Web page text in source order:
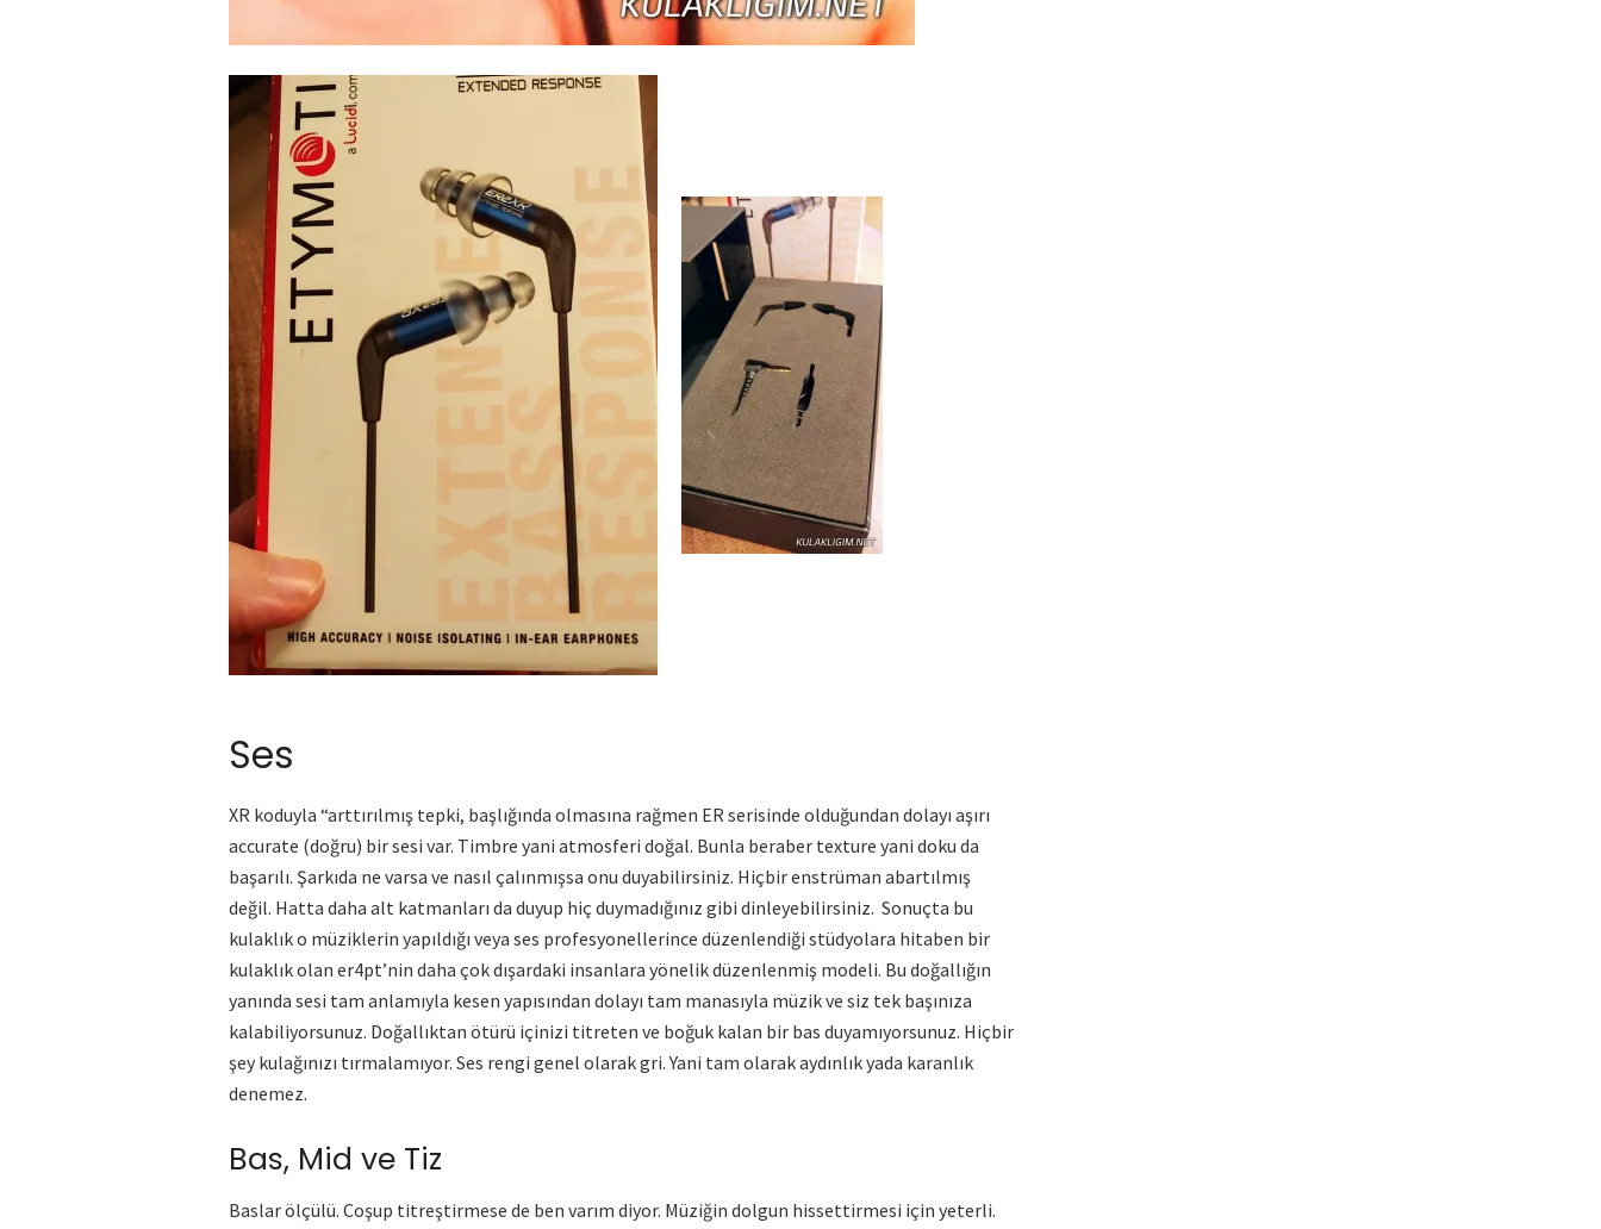
Ses
XR koduyla “arttırılmış tepki, başlığında olmasına rağmen ER serisinde olduğundan dolayı aşırı
accurate (doğru) bir sesi var. Timbre yani atmosferi doğal. Bunla beraber texture yani doku da
başarılı. Şarkıda ne varsa ve nasıl çalınmışsa onu duyabilirsiniz. Hiçbir enstrüman abartılmış
değil. Hatta daha alt katmanları da duyup hiç duymadığınız gibi dinleyebilirsiniz. Sonuçta bu
kulaklık o müziklerin yapıldığı veya ses profesyonellerince düzenlendiği stüdyolara hitaben bir
kulaklık olan er4pt’nin daha çok dışardaki insanlara yönelik düzenlenmiş modeli. Bu doğallığın
yanında sesi tam anlamıyla kesen yapısından dolayı tam manasıyla müzik ve siz tek başınıza
kalabiliyorsunuz. Doğallıktan ötürü içinizi titreten ve boğuk kalan bir bas duyamıyorsunuz. Hiçbir
şey kulağınızı tırmalamıyor. Ses rengi genel olarak gri. Yani tam olarak aydınlık yada karanlık
denemez.
Bas, Mid ve Tiz
Baslar ölçülü. Coşup titreştirmese de ben varım diyor. Müziğin dolgun hissettirmesi için yeterli.